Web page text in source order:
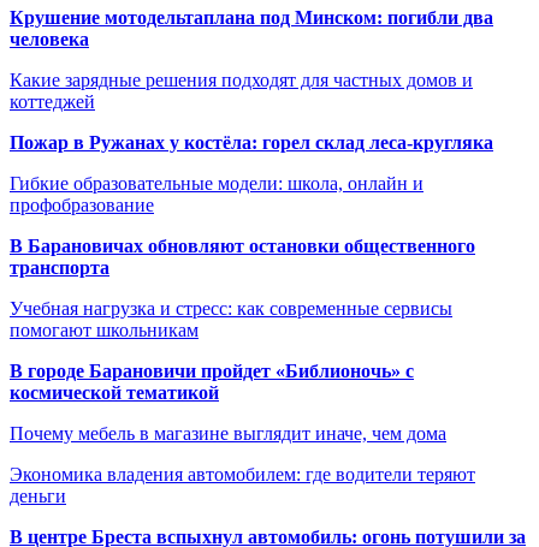
Крушение мотодельтаплана под Минском: погибли два
человека
Какие зарядные решения подходят для частных домов и
коттеджей
Пожар в Ружанах у костёла: горел склад леса-кругляка
Гибкие образовательные модели: школа, онлайн и
профобразование
В Барановичах обновляют остановки общественного
транспорта
Учебная нагрузка и стресс: как современные сервисы
помогают школьникам
В городе Барановичи пройдет «Библионочь» с
космической тематикой
Почему мебель в магазине выглядит иначе, чем дома
Экономика владения автомобилем: где водители теряют
деньги
В центре Бреста вспыхнул автомобиль: огонь потушили за